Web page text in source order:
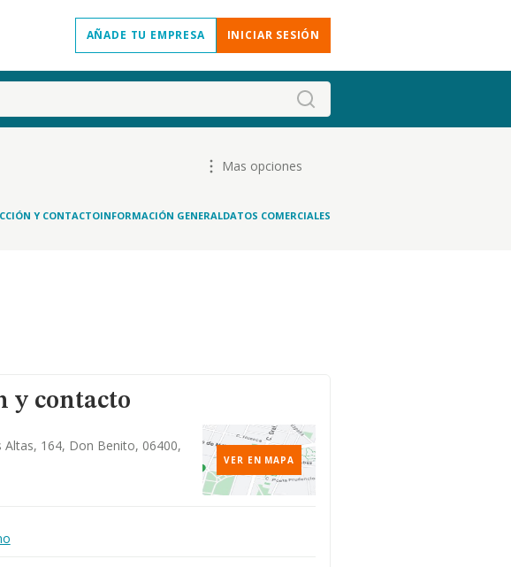
AÑADE TU EMPRESA INICIAR SESIÓN
Mas opciones
Y CONTACTOINFORMACIÓN GENERALDATOS COMERCIALES
y contacto
Altas, 164, Don Benito, 06400,
VER EN MAPA